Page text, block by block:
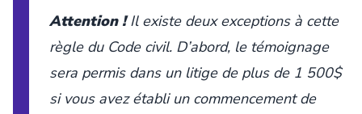
Attention !Il existe deux exceptions à cette
règle du Code civil. D’abord, le témoignage
sera permis dans un litige de plus de 1 500$
si vous avez établi un commencement de